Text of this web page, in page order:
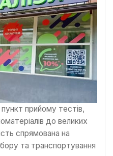
прийому тестів,
до великих
спрямована на
та транспортування